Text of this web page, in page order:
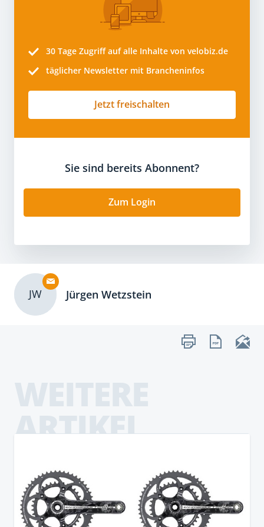
30 Tage Zugriff auf alle Inhalte von velobiz.de
täglicher Newsletter mit Brancheninfos
Jetzt freischalten
Sie sind bereits Abonnent?
Zum Login
JW Jürgen Wetzstein
ARTIKEL